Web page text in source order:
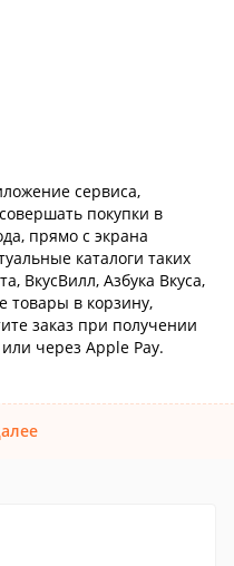
сервиса,
покупки в
прямо с экрана
каталоги таких
ВкусВилл, Азбука Вкуса,
товары в корзину,
заказ при получении
через Apple Pay.